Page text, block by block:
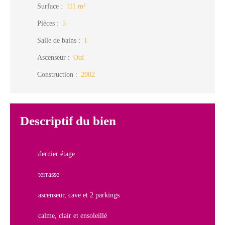
Surface : 111 m²
Pièces : 5
Salle de bains : 1
Ascenseur : Oui
Construction : 2002
Descriptif du bien
dernier étage
terrasse
ascenseur, cave et 2 parkings
calme, clair et ensoleillé